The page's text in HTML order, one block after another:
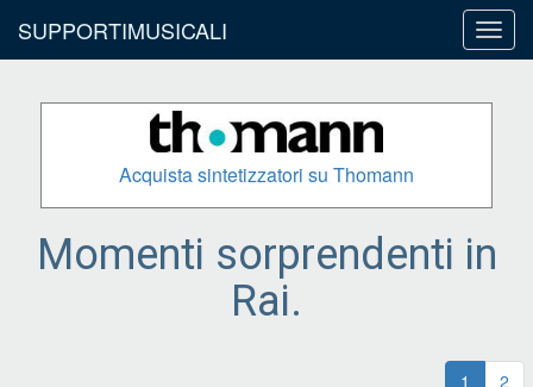
SUPPORTIMUSICALI
Acquista sintetizzatori su Thomann
Momenti sorprendenti in
Rai.
1
2